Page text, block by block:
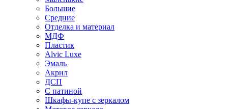
Большие
Средние
Отделка и материал
МДФ
Пластик
Alvic Luxe
Эмаль
Акрил
ДСП
С патиной
Шкафы-купе с зеркалом